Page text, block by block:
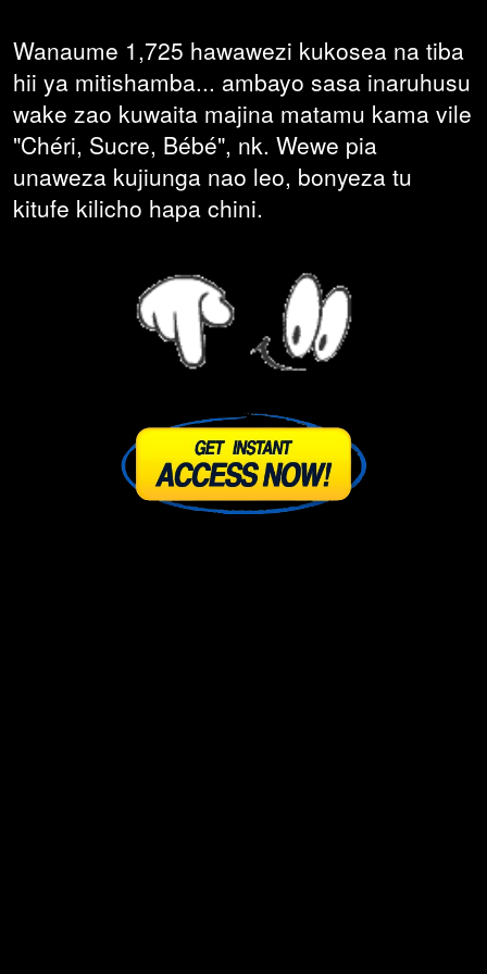
Wanaume 1,725 hawawezi kukosea na tiba
hii ya mitishamba... ambayo sasa inaruhusu
wake zao kuwaita majina matamu kama vile
"Chéri, Sucre, Bébé", nk. Wewe pia
unaweza kujiunga nao leo, bonyeza tu
kitufe kilicho hapa chini.